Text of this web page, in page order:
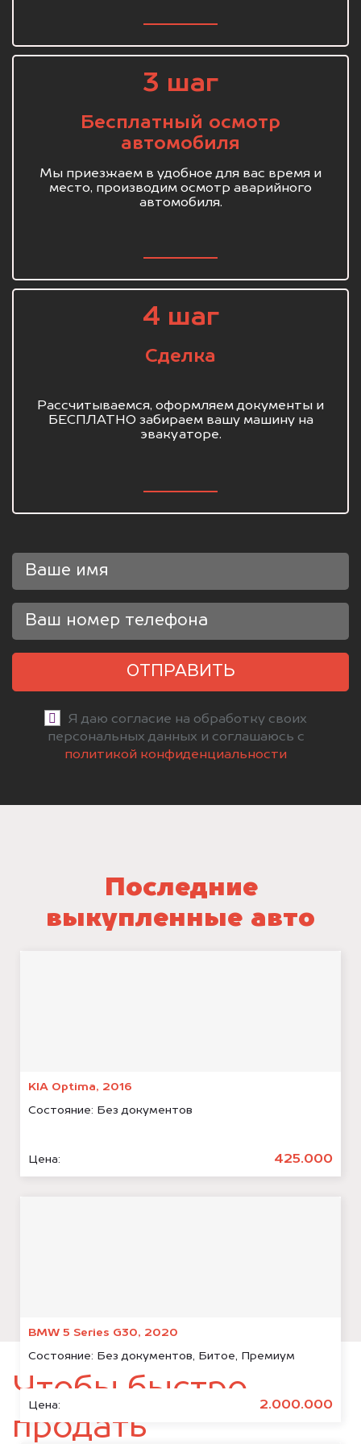
3 шаг
Бесплатный осмотр
автомобиля
Мы приезжаем в удобное для вас время и
место, производим осмотр аварийного
автомобиля.
4 шаг
Сделка
Рассчитываемся, оформляем документы и
БЕСПЛАТНО забираем вашу машину на
эвакуаторе.
ОТПРАВИТЬ
Я даю согласие на обработку своих
персональных данных и соглашаюсь с
политикой конфиденциальности
Последние
выкупленные авто
KIA Optima, 2016
Состояние: Без документов
Цена: 425.000
BMW 5 Series G30, 2020
Состояние: Без документов, Битое, Премиум
Цена: 2.000.000
Чтобы быстро
продать